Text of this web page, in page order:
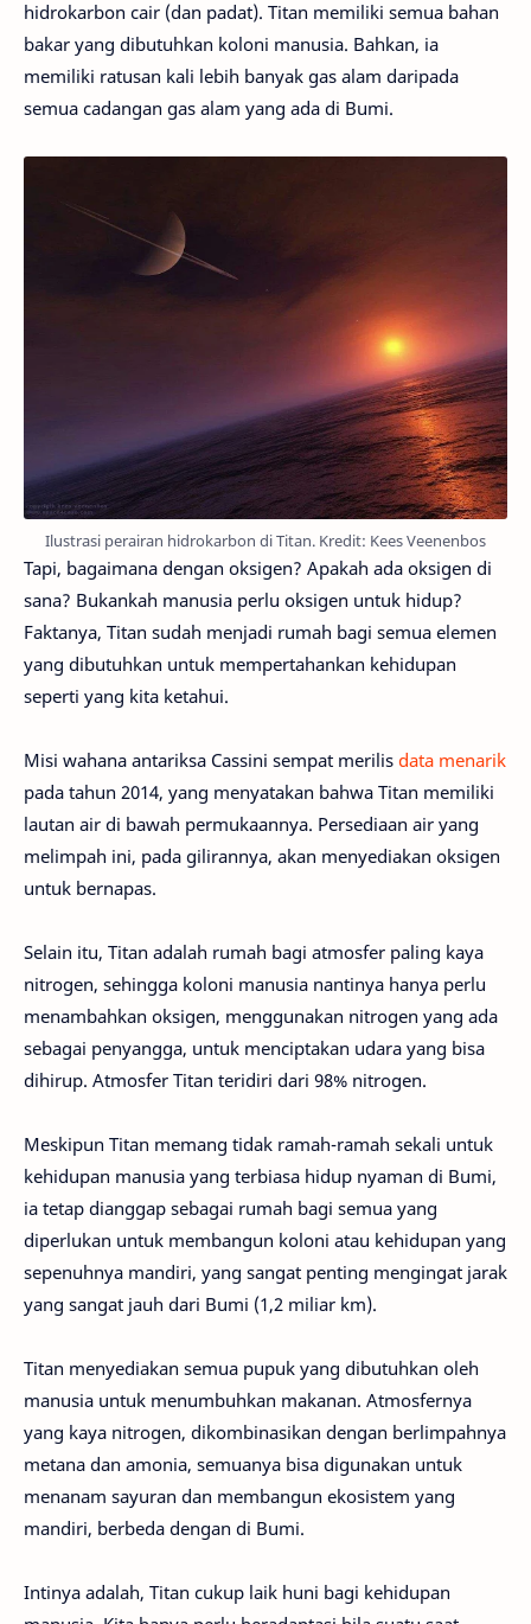
hidrokarbon cair (dan padat). Titan memiliki semua bahan
bakar yang dibutuhkan koloni manusia. Bahkan, ia
memiliki ratusan kali lebih banyak gas alam daripada
semua cadangan gas alam yang ada di Bumi.
Ilustrasi perairan hidrokarbon di Titan. Kredit: Kees Veenenbos
Tapi, bagaimana dengan oksigen? Apakah ada oksigen di
sana? Bukankah manusia perlu oksigen untuk hidup?
Faktanya, Titan sudah menjadi rumah bagi semua elemen
yang dibutuhkan untuk mempertahankan kehidupan
seperti yang kita ketahui.
Misi wahana antariksa Cassini sempat merilis data menarik
pada tahun 2014, yang menyatakan bahwa Titan memiliki
lautan air di bawah permukaannya. Persediaan air yang
melimpah ini, pada gilirannya, akan menyediakan oksigen
untuk bernapas.
Selain itu, Titan adalah rumah bagi atmosfer paling kaya
nitrogen, sehingga koloni manusia nantinya hanya perlu
menambahkan oksigen, menggunakan nitrogen yang ada
sebagai penyangga, untuk menciptakan udara yang bisa
dihirup. Atmosfer Titan teridiri dari 98% nitrogen.
Meskipun Titan memang tidak ramah-ramah sekali untuk
kehidupan manusia yang terbiasa hidup nyaman di Bumi,
ia tetap dianggap sebagai rumah bagi semua yang
diperlukan untuk membangun koloni atau kehidupan yang
sepenuhnya mandiri, yang sangat penting mengingat jarak
yang sangat jauh dari Bumi (1,2 miliar km).
Titan menyediakan semua pupuk yang dibutuhkan oleh
manusia untuk menumbuhkan makanan. Atmosfernya
yang kaya nitrogen, dikombinasikan dengan berlimpahnya
metana dan amonia, semuanya bisa digunakan untuk
menanam sayuran dan membangun ekosistem yang
mandiri, berbeda dengan di Bumi.
Intinya adalah, Titan cukup laik huni bagi kehidupan